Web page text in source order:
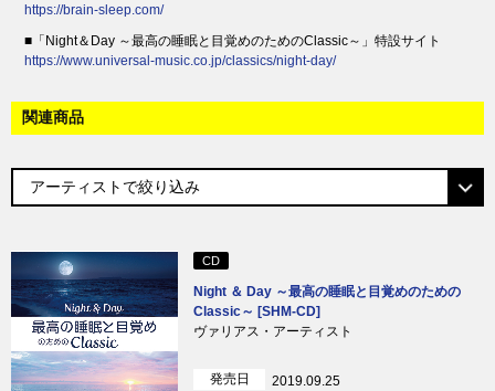
https://brain-sleep.com/
■「Night＆Day ～最高の睡眠と目覚めのためのClassic～」特設サイト
https://www.universal-music.co.jp/classics/night-day/
関連商品
CD
Night ＆ Day ～最高の睡眠と目覚めのための
Classic～ [SHM-CD]
ヴァリアス・アーティスト
発売日
2019.09.25